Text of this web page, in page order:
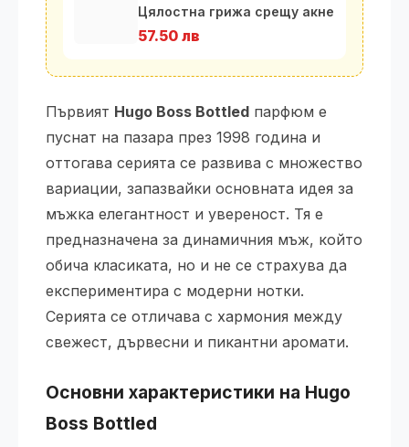
Цялостна грижа срещу акне
57.50 лв
Първият Hugo Boss Bottled парфюм е
пуснат на пазара през 1998 година и
оттогава серията се развива с множество
вариации, запазвайки основната идея за
мъжка елегантност и увереност. Тя е
предназначена за динамичния мъж, който
обича класиката, но и не се страхува да
експериментира с модерни нотки.
Серията се отличава с хармония между
свежест, дървесни и пикантни аромати.
Основни характеристики на Hugo
Boss Bottled